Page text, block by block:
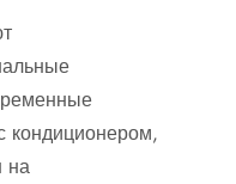
кондиционером,
на